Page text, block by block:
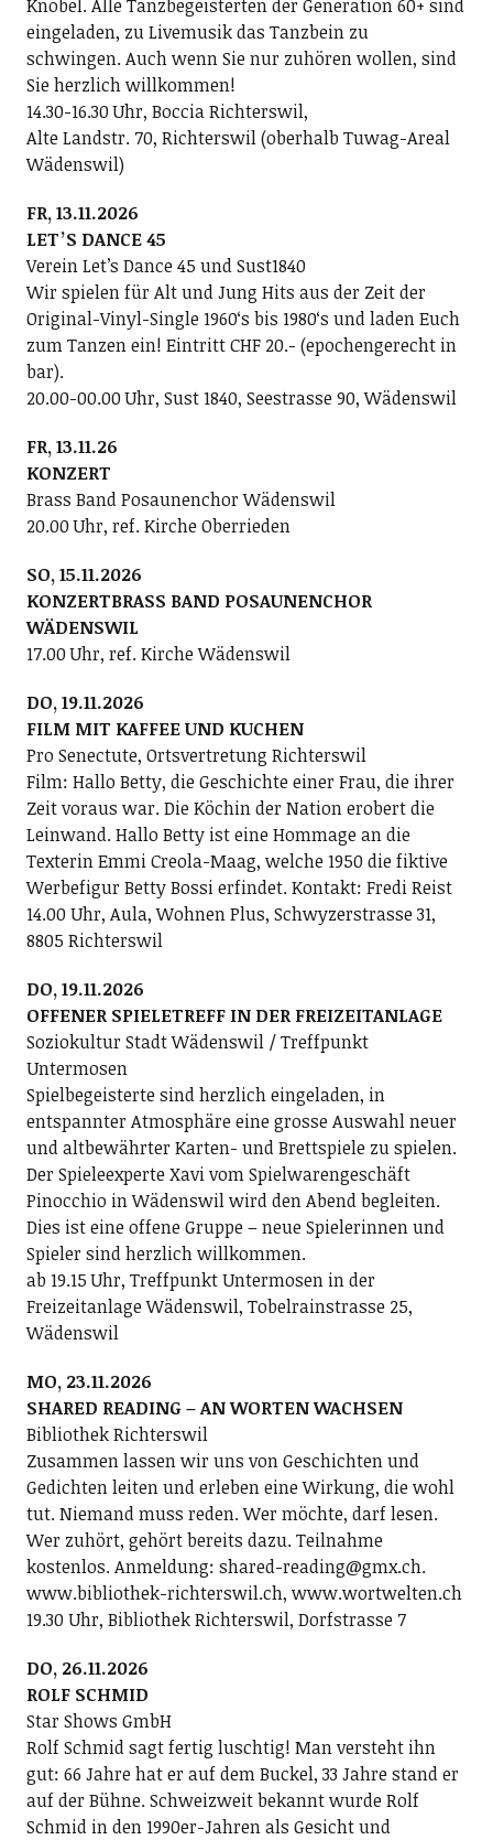
Knobel. Alle Tanzbegeisterten der Generation 60+ sind
eingeladen, zu Livemusik das Tanzbein zu
schwingen. Auch wenn Sie nur zuhören wollen, sind
Sie herzlich willkommen!
14.30-16.30 Uhr, Boccia Richterswil,
Alte Landstr. 70, Richterswil (oberhalb Tuwag-Areal
Wädenswil)
FR, 13.11.2026
LETʼS DANCE 45
Verein Letʼs Dance 45 und Sust1840
Wir spielen für Alt und Jung Hits aus der Zeit der
Original-Vinyl-Single 1960ʻs bis 1980ʻs und laden Euch
zum Tanzen ein! Eintritt CHF 20.- (epochengerecht in
bar).
20.00-00.00 Uhr, Sust 1840, Seestrasse 90, Wädenswil
FR, 13.11.26
KONZERT
Brass Band Posaunenchor Wädenswil
20.00 Uhr, ref. Kirche Oberrieden
SO, 15.11.2026
KONZERTBRASS BAND POSAUNENCHOR
WÄDENSWIL
17.00 Uhr, ref. Kirche Wädenswil
DO, 19.11.2026
FILM MIT KAFFEE UND KUCHEN
Pro Senectute, Ortsvertretung Richterswil
Film: Hallo Betty, die Geschichte einer Frau, die ihrer
Zeit voraus war. Die Köchin der Nation erobert die
Leinwand. Hallo Betty ist eine Hommage an die
Texterin Emmi Creola-Maag, welche 1950 die fiktive
Werbefigur Betty Bossi erfindet. Kontakt: Fredi Reist
14.00 Uhr, Aula, Wohnen Plus, Schwyzerstrasse 31,
8805 Richterswil
DO, 19.11.2026
OFFENER SPIELETREFF IN DER FREIZEITANLAGE
Soziokultur Stadt Wädenswil / Treffpunkt
Untermosen
Spielbegeisterte sind herzlich eingeladen, in
entspannter Atmosphäre eine grosse Auswahl neuer
und altbewährter Karten- und Brettspiele zu spielen.
Der Spieleexperte Xavi vom Spielwarengeschäft
Pinocchio in Wädenswil wird den Abend begleiten.
Dies ist eine offene Gruppe – neue Spielerinnen und
Spieler sind herzlich willkommen.
ab 19.15 Uhr, Treffpunkt Untermosen in der
Freizeitanlage Wädenswil, Tobelrainstrasse 25,
Wädenswil
MO, 23.11.2026
SHARED READING – AN WORTEN WACHSEN
Bibliothek Richterswil
Zusammen lassen wir uns von Geschichten und
Gedichten leiten und erleben eine Wirkung, die wohl
tut. Niemand muss reden. Wer möchte, darf lesen.
Wer zuhört, gehört bereits dazu. Teilnahme
kostenlos. Anmeldung: shared-reading@gmx.ch.
www.bibliothek-richterswil.ch, www.wortwelten.ch
19.30 Uhr, Bibliothek Richterswil, Dorfstrasse 7
DO, 26.11.2026
ROLF SCHMID
Star Shows GmbH
Rolf Schmid sagt fertig luschtig! Man versteht ihn
gut: 66 Jahre hat er auf dem Buckel, 33 Jahre stand er
auf der Bühne. Schweizweit bekannt wurde Rolf
Schmid in den 1990er-Jahren als Gesicht und